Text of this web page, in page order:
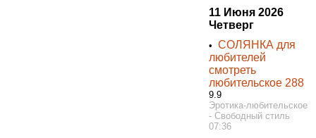
11 Июня 2026
Четверг
•СОЛЯНКА для
любителей
смотреть
любительское 288
9.9
Эротика-любительское
- Свободный стиль
07:36